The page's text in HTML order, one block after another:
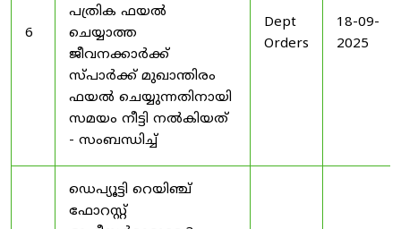
6
പത്രിക ഫയൽ
ചെയ്യാത്ത
ജീവനക്കാർക്ക്
സ്പാർക്ക് മുഖാന്തിരം
ഫയൽ ചെയ്യുന്നതിനായി
സമയം നീട്ടി നൽകിയത്
- സംബന്ധിച്ച്
Dept
Orders
18-09-
2025
ഡെപ്യൂട്ടി റെയിഞ്ച്
ഫോറസ്റ്റ്